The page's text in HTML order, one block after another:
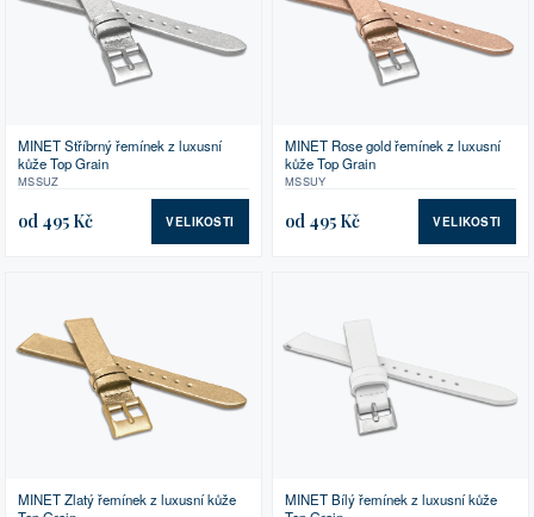
MINET Stříbrný řemínek z luxusní
kůže Top Grain
MSSUZ
od 495 Kč VELIKOSTI
MINET Rose gold řemínek z luxusní
kůže Top Grain
MSSUY
od 495 Kč VELIKOSTI
MINET Zlatý řemínek z luxusní kůže
MINET Bílý řemínek z luxusní kůže